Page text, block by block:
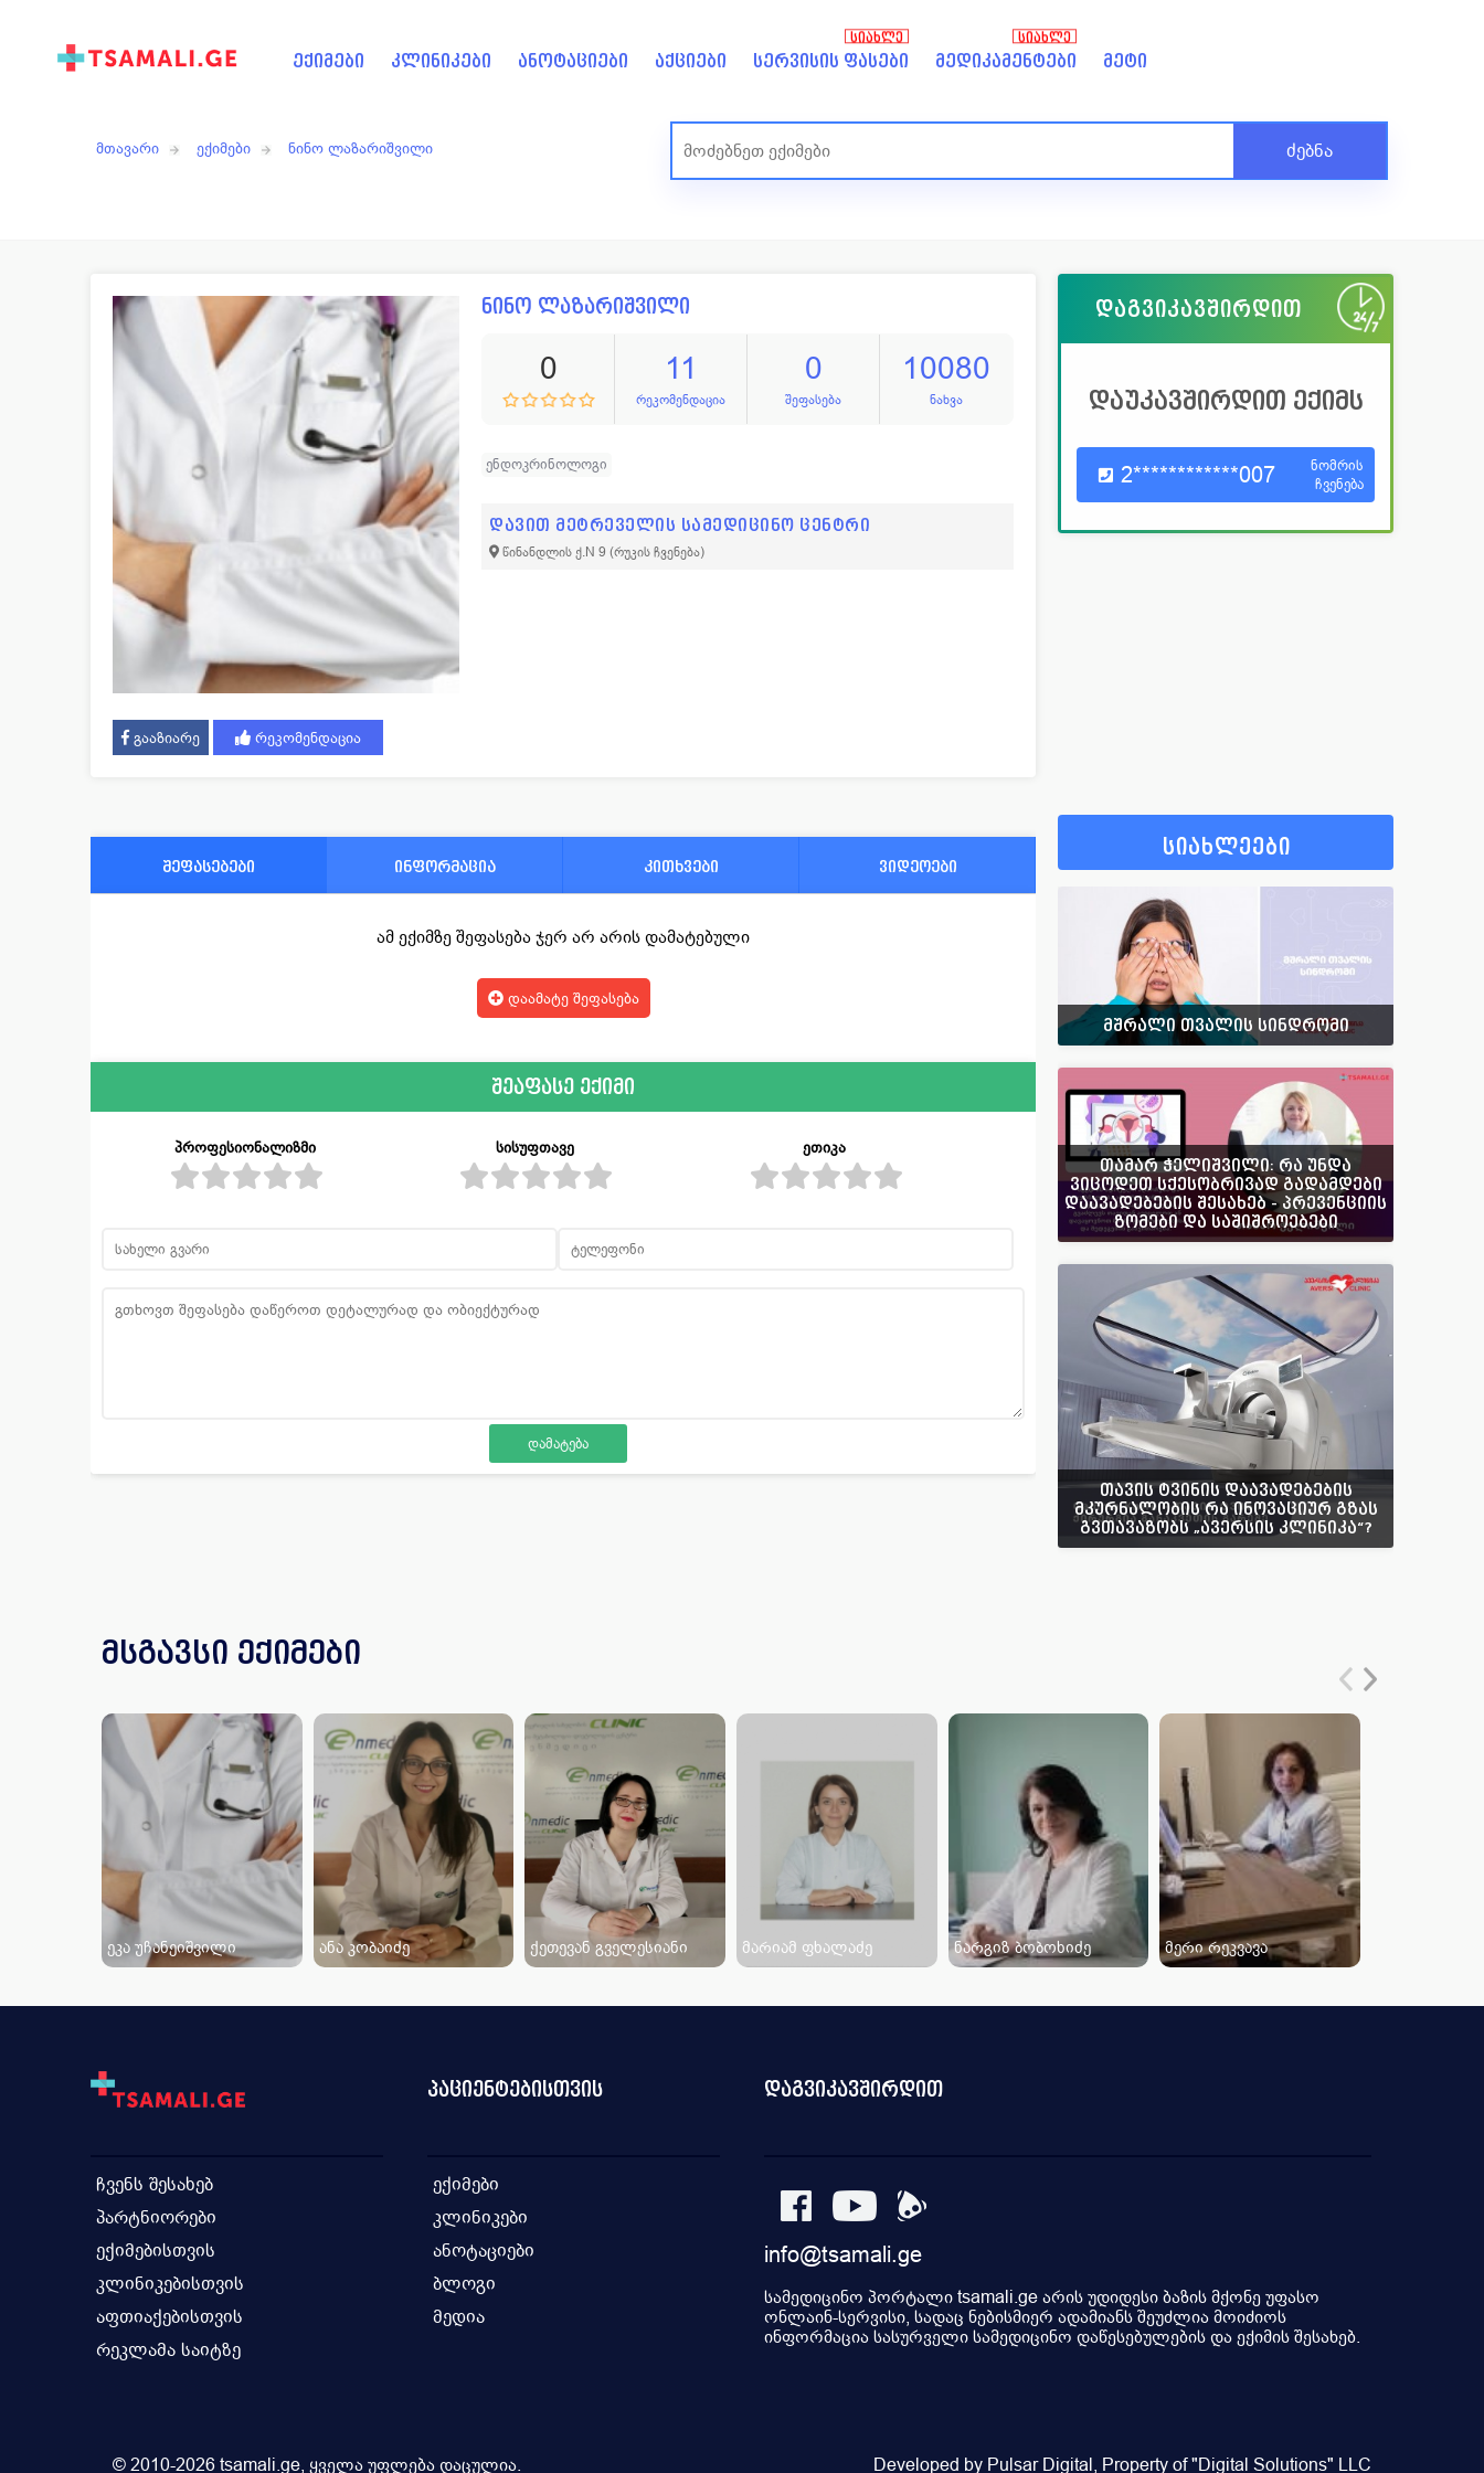
ექიმები კლინიკები ანოტაციები აქციები სერვისის ფასები
ᲡᲘᲐᲮᲚᲔ
მედიკამენტები
ᲡᲘᲐᲮᲚᲔ
მეტი
მთავარი ექიმები ნინო ლაზარიშვილი ძებნა
გააზიარე რეკომენდაცია
ნინო ლაზარიშვილი
0 11
რეკომენდაცია
0
შეფასება
10080
ნახვა
ენდოკრინოლოგი
დავით მეტრეველის სამედიცინო ცენტრი
წინანდლის ქ.N 9(რუკის ჩვენება)
დაგვიკავშირდით
დაუკავშირდით ექიმს
2************007
ნომრის
ჩვენება
შეფასებები ინფორმაცია კითხვები ვიდეოები
ამ ექიმზე შეფასება ჯერ არ არის დამატებული
დაამატე შეფასება
შეაფასე ექიმი
პროფესიონალიზმი სისუფთავე ეთიკა
სიახლეები
მშრალი თვალის სინდრომი
თამარ ჭელიშვილი: რა უნდა
ვიცოდეთ სქესობრივად გადამდები
დაავადებების შესახებ - პრევენციის
ზომები და საშიშროებები
თავის ტვინის დაავადებების
მკურნალობის რა ინოვაციურ გზას
გვთავაზობს „ავერსის კლინიკა“?
მსგავსი ექიმები
ეკა უჩანეიშვილი ანა კობაიძე ქეთევან გველესიანი მარიამ ფხალაძე ნარგიზ ბობოხიძე მერი რეკვავა
ჩვენს შესახებ
პარტნიორები
ექიმებისთვის
კლინიკებისთვის
აფთიაქებისთვის
რეკლამა საიტზე
პაციენტებისთვის
ექიმები
კლინიკები
ანოტაციები
ბლოგი
მედია
დაგვიკავშირდით
info@tsamali.ge
სამედიცინო პორტალი tsamali.ge არის უდიდესი ბაზის მქონე უფასო
ონლაინ-სერვისი, სადაც ნებისმიერ ადამიანს შეუძლია მოიძიოს
ინფორმაცია სასურველი სამედიცინო დაწესებულების და ექიმის შესახებ.
© 2010-2026 tsamali.ge, ყველა უფლება დაცულია. Developed by Pulsar Digital, Property of "Digital Solutions" LLC